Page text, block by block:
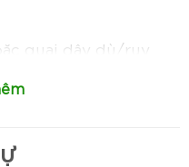
quai dây dù/ruy